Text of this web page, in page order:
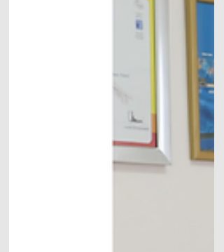
медицины в Париже. 12 -14...